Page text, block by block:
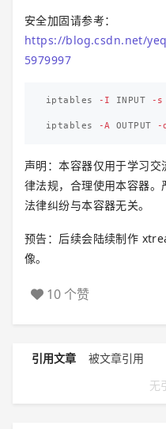
安全加固请参考：
https://blog.csdn.net/
5979997
iptables -I INPUT -s
iptables -A OUTPUT -d
声明：本容器仅用于学习
律法规，合理使用本容器
法律纠纷与本容器无关。
预告：后续会陆续制作
像。
10 个赞
引用文章
被文章引用
无